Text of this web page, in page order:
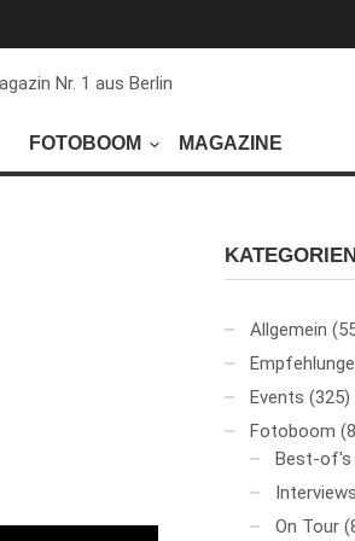
FOTOBOOM MAGAZINE
Allgemein
Events (325)
Fotoboom
Best-of's
Interviews
On Tour